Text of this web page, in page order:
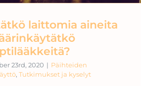
laittomia aineita
23rd, 2020 | Päihteiden
, Tutkimukset ja kyselyt